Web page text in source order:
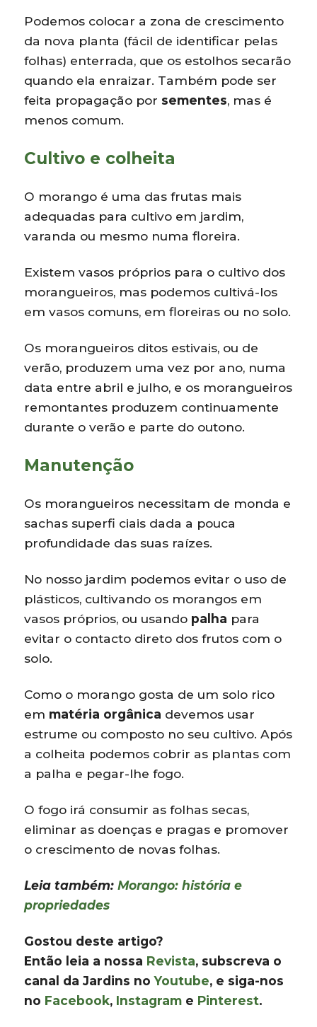
Podemos colocar a zona de crescimento
da nova planta (fácil de identificar pelas
folhas) enterrada, que os estolhos secarão
quando ela enraizar. Também pode ser
feita propagação por sementes, mas é
menos comum.
Cultivo e colheita
O morango é uma das frutas mais
adequadas para cultivo em jardim,
varanda ou mesmo numa floreira.
Existem vasos próprios para o cultivo dos
morangueiros, mas podemos cultivá-los
em vasos comuns, em floreiras ou no solo.
Os morangueiros ditos estivais, ou de
verão, produzem uma vez por ano, numa
data entre abril e julho, e os morangueiros
remontantes produzem continuamente
durante o verão e parte do outono.
Manutenção
Os morangueiros necessitam de monda e
sachas superfi ciais dada a pouca
profundidade das suas raízes.
No nosso jardim podemos evitar o uso de
plásticos, cultivando os morangos em
vasos próprios, ou usando palha para
evitar o contacto direto dos frutos com o
solo.
Como o morango gosta de um solo rico
em matéria orgânica devemos usar
estrume ou composto no seu cultivo. Após
a colheita podemos cobrir as plantas com
a palha e pegar-lhe fogo.
O fogo irá consumir as folhas secas,
eliminar as doenças e pragas e promover
o crescimento de novas folhas.
Leia também:Morango: história e
propriedades
Gostou deste artigo?
Então leia a nossa Revista, subscreva o
canal da Jardins noYoutube, e siga-nos
no Facebook, Instagram e Pinterest.